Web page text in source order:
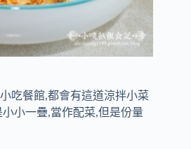
吃餐館,都會有這道涼拌小菜
小一疊,當作配菜,但是份量